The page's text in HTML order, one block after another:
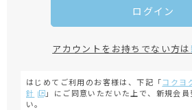
ログイン
アカウントをお持ちでない方は
はじめてご利用のお客様は、下記「コクヨ
針
」にご同意いただいた上で、新規会
い。